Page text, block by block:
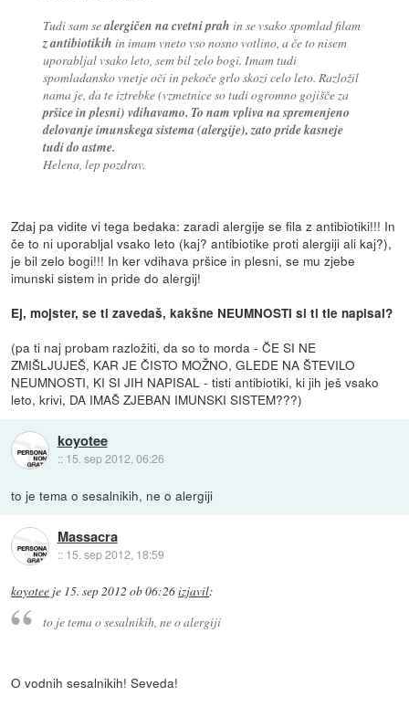
Tudi sam sealergičen na cvetni prah in se vsako spomlad filam
z antibiotikih in imam vneto vso nosno votlino, a če to nisem
uporabljal vsako leto, sem bil zelo bogi. Imam tudi
spomladansko vnetje oči in pekoče grlo skozi celo leto. Razložil
nama je, da te iztrebke (vzmetnice so tudi ogromno gojišče za
pršice in plesni) vdihavamo. To nam vpliva na spremenjeno
delovanje imunskega sistema (alergije), zato pride kasneje
tudi do astme.
Helena, lep pozdrav.
Zdaj pa vidite vi tega bedaka: zaradi alergije se fila z antibiotiki!!! In
če to ni uporabljal vsako leto (kaj? antibiotike proti alergiji ali kaj?),
je bil zelo bogi!!! In ker vdihava pršice in plesni, se mu zjebe
imunski sistem in pride do alergij!
Ej, mojster, se ti zavedaš, kakšne NEUMNOSTI si ti tle napisal?
(pa ti naj probam razložiti, da so to morda - ČE SI NE
ZMIŠLJUJEŠ, KAR JE ČISTO MOŽNO, GLEDE NA ŠTEVILO
NEUMNOSTI, KI SI JIH NAPISAL - tisti antibiotiki, ki jih ješ vsako
leto, krivi, DA IMAŠ ZJEBAN IMUNSKI SISTEM???)
koyotee
:: 15. sep 2012, 06:26
to je tema o sesalnikih, ne o alergiji
Massacra
:: 15. sep 2012, 18:59
koyotee je 15. sep 2012 ob 06:26izjavil:
to je tema o sesalnikih, ne o alergiji
O vodnih sesalnikih! Seveda!